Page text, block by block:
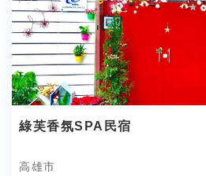
綠芙香氛SPA民宿
高雄市